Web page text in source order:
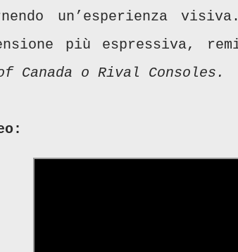
un’esperienza
più espressiva,
Canada o Rival Consoles.